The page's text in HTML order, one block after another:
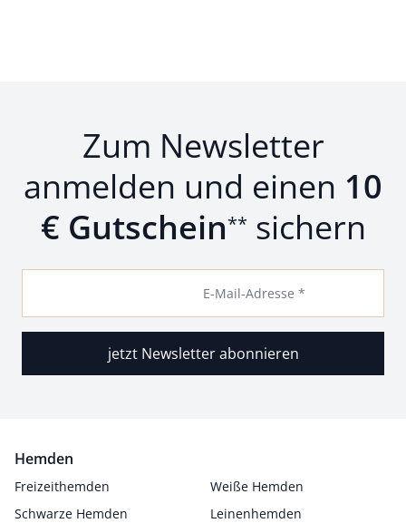
Zum Newsletter
anmelden und einen 10
€ Gutschein** sichern
E-Mail-Adresse *
jetzt Newsletter abonnieren
Hemden
Freizeithemden
Weiße Hemden
Schwarze Hemden
Leinenhemden